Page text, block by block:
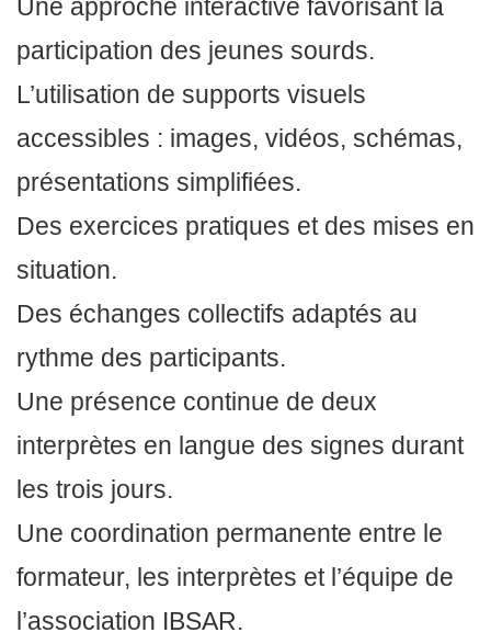
Une approche interactive favorisant la
participation des jeunes sourds.
L’utilisation de supports visuels
accessibles : images, vidéos, schémas,
présentations simplifiées.
Des exercices pratiques et des mises en
situation.
Des échanges collectifs adaptés au
rythme des participants.
Une présence continue de deux
interprètes en langue des signes durant
les trois jours.
Une coordination permanente entre le
formateur, les interprètes et l’équipe de
l’association IBSAR.